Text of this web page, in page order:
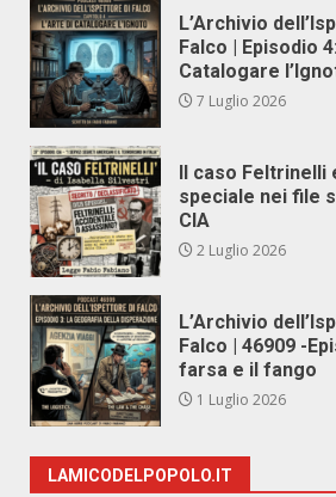
L’Archivio
Falco | Episodio
Catalogare
7 Luglio 2026
Il caso Feltrinelli
speciale nei file
CIA
2 Luglio 2026
L’Archivio
Falco | 46909 -
farsa e il fango
1 Luglio 2026
LAMICODELPOPOLO.IT